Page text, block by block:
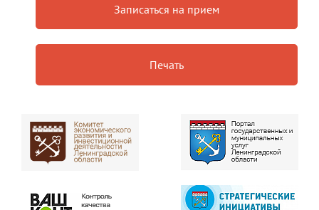
Записаться на прием
Печать